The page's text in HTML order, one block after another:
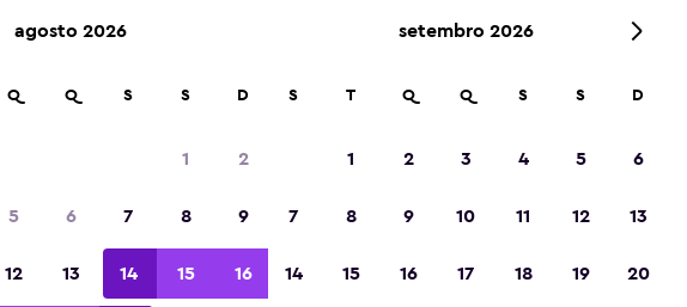
de 2023
agosto 2026
Q Q S S D
1 2
5 6 7 8 9
12 13 14 15 16
setembro 2026
S T Q Q S S D
1 2 3 4 5 6
7 8 9 10 11 12 13
14 15 16 17 18 19 20